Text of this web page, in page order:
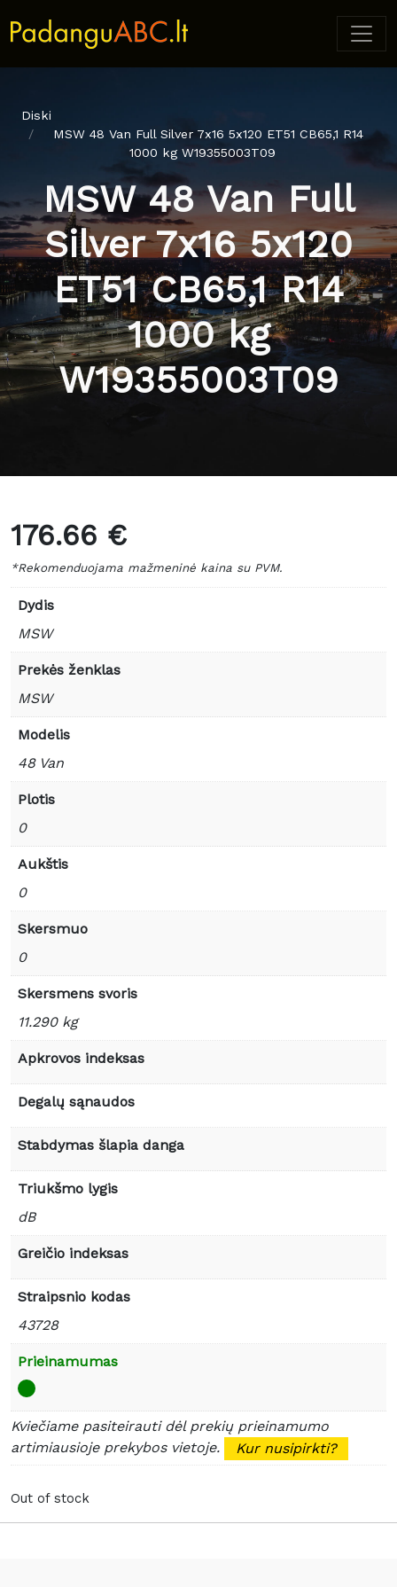
Diski
MSW 48 Van Full Silver 7x16 5x120 ET51 CB65,1 R14
1000 kg W19355003T09
MSW 48 Van Full
Silver 7x16 5x120
ET51 CB65,1 R14
1000 kg
W19355003T09
176.66 €
*Rekomenduojama mažmeninė kaina su PVM.
Dydis
MSW
Prekės ženklas
MSW
Modelis
48 Van
Plotis
0
Aukštis
0
Skersmuo
0
Skersmens svoris
11.290 kg
Apkrovos indeksas
Degalų sąnaudos
Stabdymas šlapia danga
Triukšmo lygis
dB
Greičio indeksas
Straipsnio kodas
43728
Prieinamumas
Kviečiame pasiteirauti dėl prekių prieinamumo
artimiausioje prekybos vietoje.
Kur nusipirkti?
Out of stock